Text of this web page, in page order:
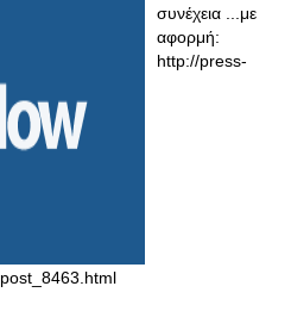
συνέχεια ...με
αφορμή:
http://press-